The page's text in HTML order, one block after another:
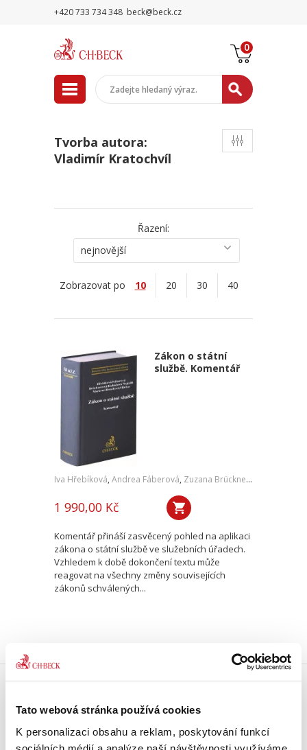
Tato webová stránka používá cookies
K personalizaci obsahu a reklam, poskytování funkcí
+420 733 734 348 beck@beck.cz
0
Tvorba autora:
Vladimír Kratochvíl
Řazení:
nejnovější
Zobrazovat po 10 20 30 40
Zákon o státní
službě. Komentář
Iva Hřebíková, Andrea Fáberová, Zuzana Brücknerová
1 990,00 Kč
Komentář přináší zasvěcený pohled na aplikaci
zákona o státní službě ve služebních úřadech.
Vzhledem k době dokončení textu může
reagovat na všechny změny souvisejících
zákonů schválených...
Doprava zdarma
Získejte dopravu zdarma
při nákupu nad 1500 Kč.